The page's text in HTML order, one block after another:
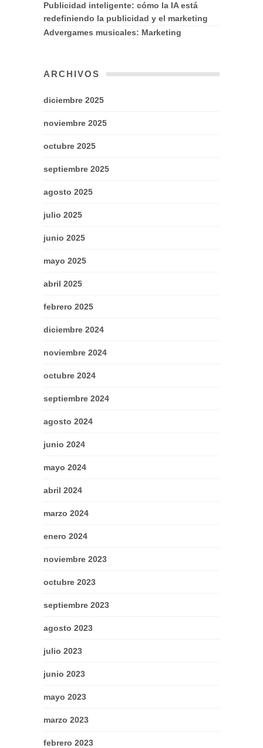
Publicidad inteligente: cómo la IA está
redefiniendo la publicidad y el marketing
Advergames musicales: Marketing
ARCHIVOS
diciembre 2025
noviembre 2025
octubre 2025
septiembre 2025
agosto 2025
julio 2025
junio 2025
mayo 2025
abril 2025
febrero 2025
diciembre 2024
noviembre 2024
octubre 2024
septiembre 2024
agosto 2024
junio 2024
mayo 2024
abril 2024
marzo 2024
enero 2024
noviembre 2023
octubre 2023
septiembre 2023
agosto 2023
julio 2023
junio 2023
mayo 2023
marzo 2023
febrero 2023